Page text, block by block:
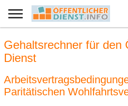
Gehaltsrechner für den
Dienst
Paritätischen